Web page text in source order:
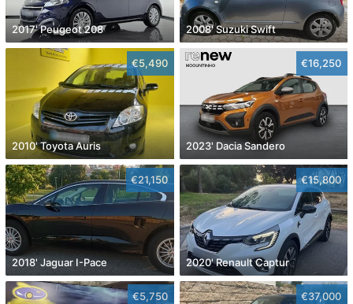
2017' Peugeot 208 2008' Suzuki Swift
€5,490
2010' Toyota Auris
€16,250
2023' Dacia Sandero
€21,150
2018' Jaguar I-Pace
€15,800
2020' Renault Captur
€5,750 €37,000